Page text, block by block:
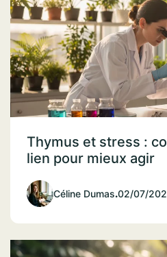
Thymus et stress :
lien pour mieux agir
Céline Dumas.02/07/